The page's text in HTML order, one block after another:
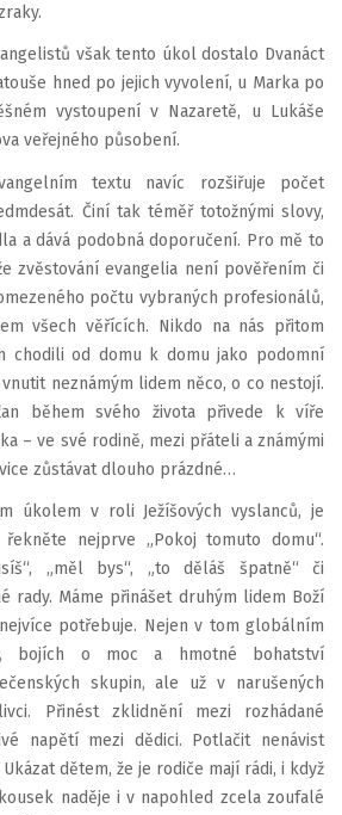
však tento úkol dostalo Dvanáct
hned po jejich vyvolení, u Marka po
vystoupení v Nazaretě, u Lukáše
veřejného působení.
textu navíc rozšiřuje počet
Činí tak téměř totožnými slovy,
a dává podobná doporučení. Pro mě to
zvěstování evangelia není pověřením či
počtu vybraných profesionálů,
všech věřících. Nikdo na nás přitom
chodili od domu k domu jako podomní
neznámým lidem něco, o co nestojí.
během svého života přivede k víře
– ve své rodině, mezi přáteli a známými
zůstávat dlouho prázdné…
úkolem v roli Ježíšových vyslanců, je
nejprve „Pokoj tomuto domu“.
„měl bys“, „to děláš špatně“ či
rady. Máme přinášet druhým lidem Boží
potřebuje. Nejen v tom globálním
bojích o moc a hmotné bohatství
skupin, ale už v narušených
Přinést zklidnění mezi rozhádané
napětí mezi dědici. Potlačit nenávist
dětem, že je rodiče mají rádi, i když
naděje i v napohled zcela zoufalé